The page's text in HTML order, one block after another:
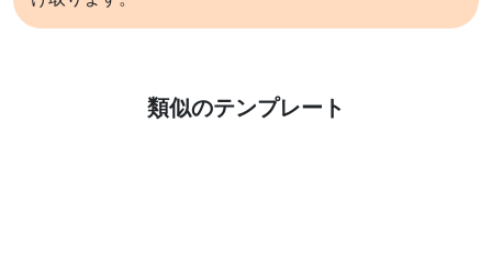
類似のテンプレート
詳しくはこちら